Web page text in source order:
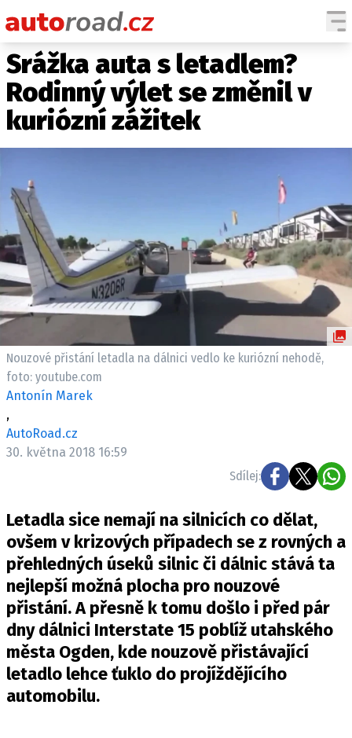
AUTA
TESTY AUT
NOVINKY
TECHNIKA
EKONOMIKA
ČESKÝ TRH
TUNING
ELEKTRO
TRH S ELEKTROMOBILY
OSTATNÍ
TISKOVKY
ROZHOVORY
DAKAR
Z DOMOVA
ZE SVĚTA
MOTORSPORT
Srážka auta s letadlem?
Rodinný výlet se změnil v
kuriózní zážitek
Nouzové přistání letadla na dálnici vedlo ke kuriózní nehodě,
foto: youtube.com
Antonín Marek
,
AutoRoad.cz
30. května 2018 16:59
Sdílej:
Letadla sice nemají na silnicích co dělat,
ovšem v krizových případech se z rovných a
přehledných úseků silnic či dálnic stává ta
nejlepší možná plocha pro nouzové
přistání. A přesně k tomu došlo i před pár
dny dálnici Interstate 15 poblíž utahského
města Ogden, kde nouzově přistávající
letadlo lehce ťuklo do projíždějícího
automobilu.